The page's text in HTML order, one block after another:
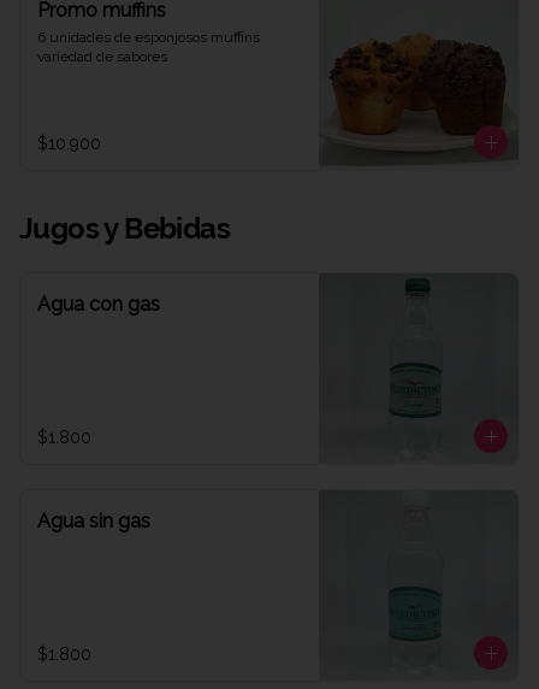
Promo muffins
6 unidades de esponjosos muffins
variedad de sabores
$10.900
Jugos y Bebidas
Agua con gas
$1.800
Agua sin gas
$1.800